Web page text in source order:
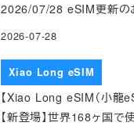
2026/07/28 eSIM更新の
2026-07-28
Xiao Long eSIM
【Xiao Long eSIM（小龍
【新登場】世界168ヶ国で